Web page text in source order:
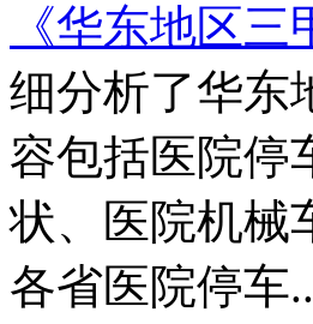
《华东地区
细分析了华东
容包括医院停
状、医院机械
各省医院停车